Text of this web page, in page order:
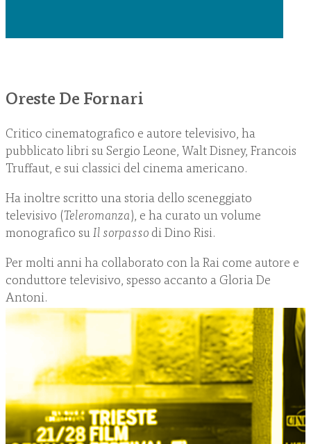
Oreste De Fornari
Critico cinematografico e autore televisivo, ha
pubblicato libri su Sergio Leone, Walt Disney, Francois
Truffaut, e sui classici del cinema americano.
Ha inoltre scritto una storia dello sceneggiato
televisivo (Teleromanza), e ha curato un volume
monografico su Il sorpasso di Dino Risi.
Per molti anni ha collaborato con la Rai come autore e
conduttore televisivo, spesso accanto a Gloria De
Antoni.